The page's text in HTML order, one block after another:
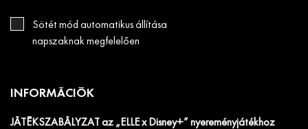
Sötét mód automatikus állítása
napszaknak megfelelően
INFORMÁCIÓK
JÁTÉKSZABÁLYZAT az „ELLE x Disney+” nyereményjátékhoz